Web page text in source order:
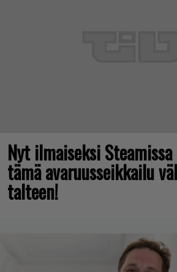
Nyt ilmaiseksi
tämä avaruusseikkailu
talteen!